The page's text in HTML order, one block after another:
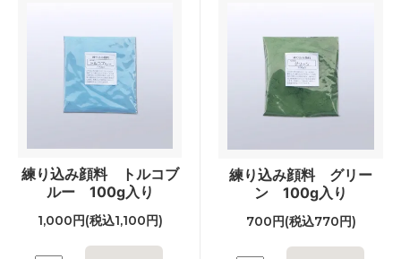
練り込み顔料 トルコブ
ルー 100g入り
1,000円(税込1,100円)
練り込み顔料 グリー
ン 100g入り
700円(税込770円)